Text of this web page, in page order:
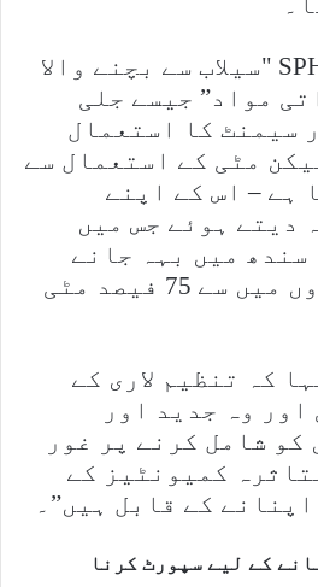
ملک نے کہا کہ SPHF "سیلاب سے بچنے والا
مواد” جیسے جلی
سیمنٹ کا استعمال
مٹی کے استعمال سے
ہے – اس کے اپنے
دیتے ہوئے جس میں
سندھ میں بہہ جانے
والے 20 لاکھ گھروں میں سے 75 فیصد مٹی
کہ تنظیم لاری کے
وہ جدید اور
کو شامل کرنے پر غور
کمیونٹیز کے
کے قابل ہیں”۔
کے لیے سپورٹ کرنا